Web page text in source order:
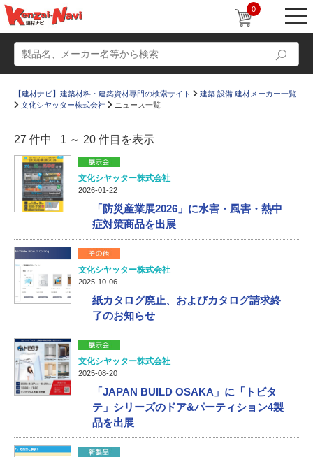
0
動画
かたなび
設計士インタビュー
Q＆A
お気に入り
【建材ナビ】建築材料・建築資材専門の検索サイト
建築 設備 建材メーカー一覧
文化シヤッター株式会社
ニュース一覧
27 件中 1 ～ 20 件目を表示
文化シヤッター株式会社
2026-01-22
「防災産業展2026」に水害・風害・熱中
症対策商品を出展
文化シヤッター株式会社
2025-10-06
紙カタログ廃止、およびカタログ請求終
了のお知らせ
文化シヤッター株式会社
2025-08-20
「JAPAN BUILD OSAKA」に「トビタ
テ」シリーズのドア&パーティション4製
品を出展